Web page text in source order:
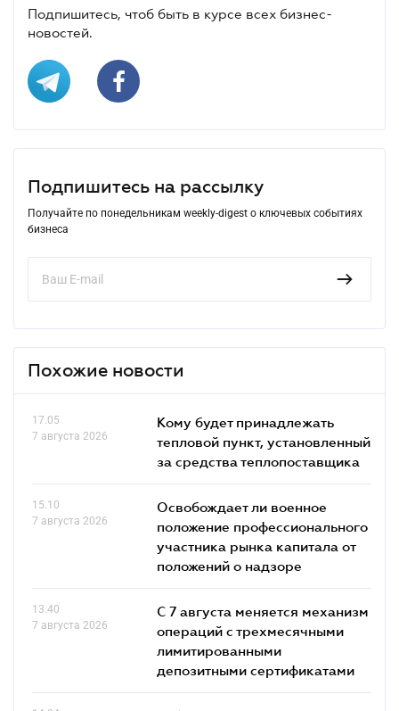
Подпишитесь, чтоб быть в курсе всех бизнес-
новостей.
Подпишитесь на рассылку
Получайте по понедельникам weekly-digest о ключевых событиях
бизнеса
Похожие новости
17.05
7 августа 2026
Кому будет принадлежать
тепловой пункт, установленный
за средства теплопоставщика
15.10
7 августа 2026
Освобождает ли военное
положение профессионального
участника рынка капитала от
положений о надзоре
13.40
7 августа 2026
С 7 августа меняется механизм
операций с трехмесячными
лимитированными
депозитными сертификатами